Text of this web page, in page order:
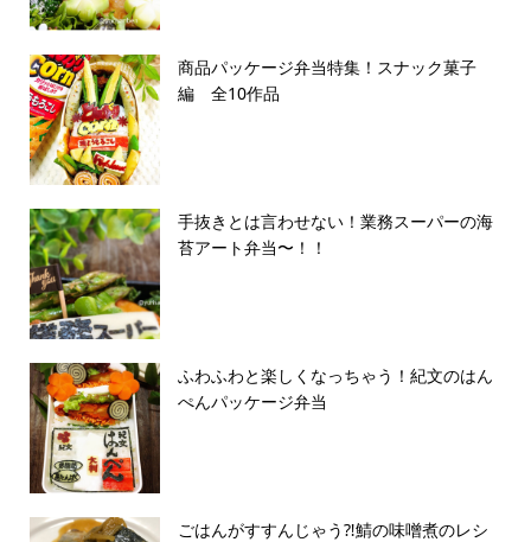
商品パッケージ弁当特集！スナック菓子
編 全10作品
手抜きとは言わせない！業務スーパーの海
苔アート弁当〜！！
ふわふわと楽しくなっちゃう！紀文のはん
ぺんパッケージ弁当
ごはんがすすんじゃう⁈鯖の味噌煮のレシ